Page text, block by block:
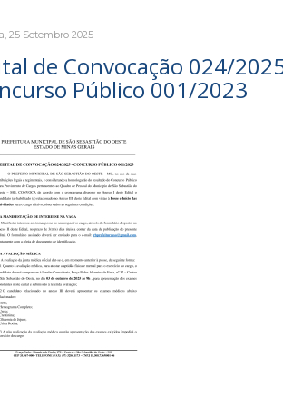
25 Setembro 2025
de Convocação 024/
Público 001/2023